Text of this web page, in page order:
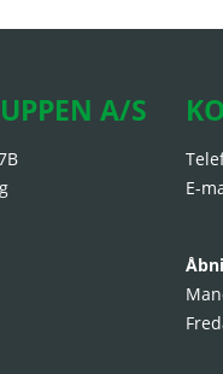
A/S
E-